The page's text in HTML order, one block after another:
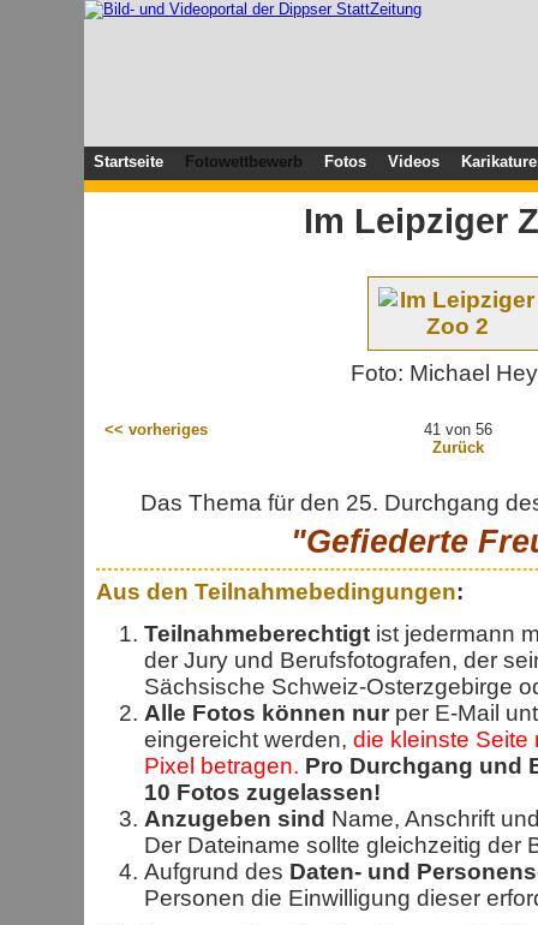
Startseite Fotowettbewerb Fotos Videos
Im Leipziger
Foto: Michael
<< vorheriges
41 von 56
Zurück
Das Thema für den 25. Durchgang
"Gefiederte
Aus den Teilnahmebedingungen:
Teilnahmeberechtigt ist jedermann
der Jury und Berufsfotografen, der
Sächsische Schweiz-Osterzgebirge
Alle Fotos können nur per E-Mail
eingereicht werden, die kleinste Seite
Pixel betragen. Pro Durchgang und
10 Fotos zugelassen!
Anzugeben sind Name, Anschrift
Der Dateiname sollte gleichzeitig der
Aufgrund des Daten- und
Personen die Einwilligung dieser